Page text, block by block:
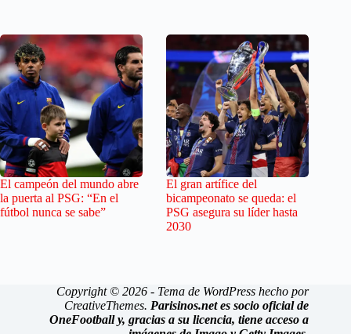
El campeón del mundo abre
la puerta al PSG: “En el
fútbol nunca se sabe”
El gran artífice del
bicampeonato se queda: el
PSG asegura su líder hasta
2030
Copyright © 2026 - Tema de WordPress hecho por
CreativeThemes. Parisinos.net es socio oficial de
OneFootball y, gracias a su licencia, tiene acceso a